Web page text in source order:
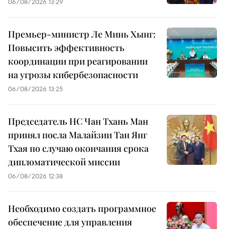
Премьер-министр Ле Минь Хынг:
Повысить эффективность
координации при реагировании
на угрозы кибербезопасности
06/08/2026 13:25
Председатель НС Чан Тхань Ман
принял посла Малайзии Тан Янг
Тхая по случаю окончания срока
дипломатической миссии
06/08/2026 12:38
Необходимо создать программное
обеспечение для управления